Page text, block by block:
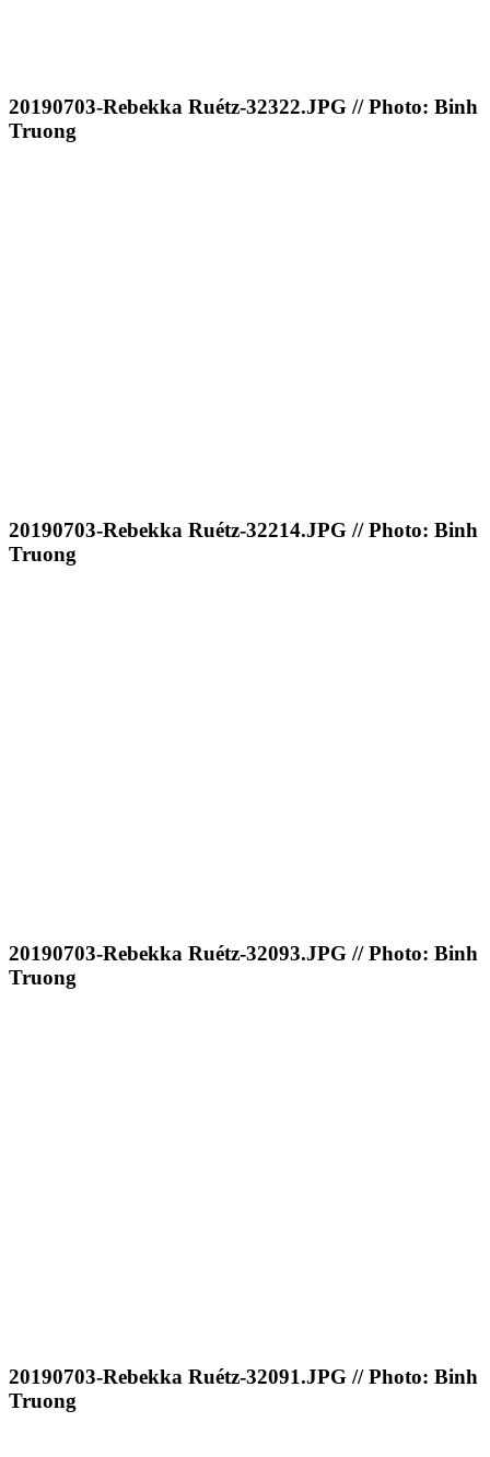
20190703-Rebekka Ruétz-32322.JPG // Photo: Binh
Truong
20190703-Rebekka Ruétz-32214.JPG // Photo: Binh
Truong
20190703-Rebekka Ruétz-32093.JPG // Photo: Binh
Truong
20190703-Rebekka Ruétz-32091.JPG // Photo: Binh
Truong